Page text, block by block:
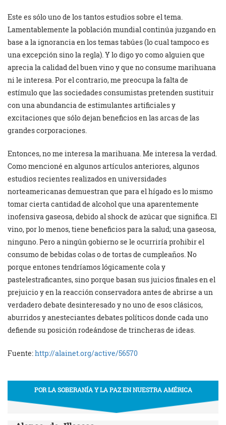
Este es sólo uno de los tantos estudios sobre el tema.
Lamentablemente la población mundial continúa juzgando en
base a la ignorancia en los temas tabúes (lo cual tampoco es
una excepción sino la regla). Y lo digo yo como alguien que
aprecia la calidad del buen vino y que no consume marihuana
ni le interesa. Por el contrario, me preocupa la falta de
estímulo que las sociedades consumistas pretenden sustituir
con una abundancia de estimulantes artificiales y
excitaciones que sólo dejan beneficios en las arcas de las
grandes corporaciones.
Entonces, no me interesa la marihuana. Me interesa la verdad.
Como mencioné en algunos artículos anteriores, algunos
estudios recientes realizados en universidades
norteamericanas demuestran que para el hígado es lo mismo
tomar cierta cantidad de alcohol que una aparentemente
inofensiva gaseosa, debido al shock de azúcar que significa. El
vino, por lo menos, tiene beneficios para la salud; una gaseosa,
ninguno. Pero a ningún gobierno se le ocurriría prohibir el
consumo de bebidas colas o de tortas de cumpleaños. No
porque entones tendríamos lógicamente cola y
pastelestraficantes, sino porque basan sus juicios finales en el
prejuicio y en la reacción conservadora antes de abrirse a un
verdadero debate desinteresado y no uno de esos clásicos,
aburridos y anesteciantes debates políticos donde cada uno
defiende su posición rodeándose de trincheras de ideas.
Fuente:http://alainet.org/active/56570
POR LA SOBERANÍA Y LA PAZ EN NUESTRA AMÉRICA